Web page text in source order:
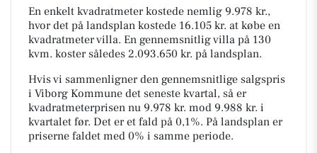
En enkelt kvadratmeter kostede nemlig 9.978 kr.,
hvor det på landsplan kostede 16.105 kr. at købe en
kvadratmeter villa. En gennemsnitlig villa på 130
kvm. koster således 2.093.650 kr. på landsplan.
Hvis vi sammenligner den gennemsnitlige salgspris
i Viborg Kommune det seneste kvartal, så er
kvadratmeterprisen nu 9.978 kr. mod 9.988 kr. i
kvartalet før. Det er et fald på 0,1%. På landsplan er
priserne faldet med 0% i samme periode.